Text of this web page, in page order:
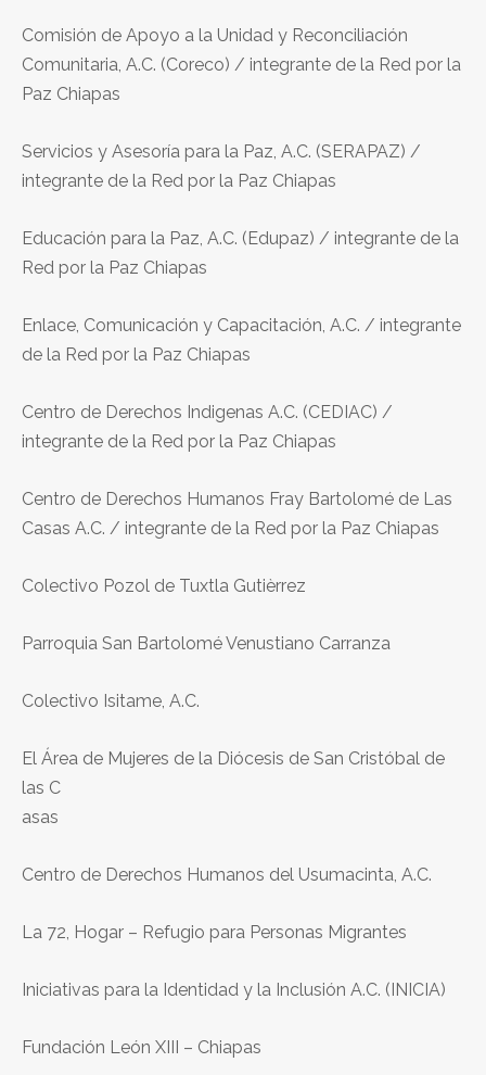
Comisión de Apoyo a la Unidad y Reconciliación
Comunitaria, A.C. (Coreco) / integrante de la Red por la
Paz Chiapas
Servicios y Asesoría para la Paz, A.C. (SERAPAZ) /
integrante de la Red por la Paz Chiapas
Educación para la Paz, A.C. (Edupaz) / integrante de la
Red por la Paz Chiapas
Enlace, Comunicación y Capacitación, A.C. / integrante
de la Red por la Paz Chiapas
Centro de Derechos Indigenas A.C. (CEDIAC) /
integrante de la Red por la Paz Chiapas
Centro de Derechos Humanos Fray Bartolomé de Las
Casas A.C. / integrante de la Red por la Paz Chiapas
Colectivo Pozol de Tuxtla Gutièrrez
Parroquia San Bartolomé Venustiano Carranza
Colectivo Isitame, A.C.
El Área de Mujeres de la Diócesis de San Cristóbal de
las C
asas
Centro de Derechos Humanos del Usumacinta, A.C.
La 72, Hogar – Refugio para Personas Migrantes
Iniciativas para la Identidad y la Inclusión A.C. (INICIA)
Fundación León XIII – Chiapas